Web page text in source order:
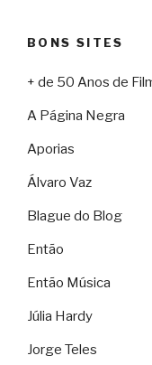
BONS SITES
+ de 50 Anos de
A Página Negra
Aporias
Álvaro Vaz
Blague do Blog
Então
Então Música
Júlia Hardy
Jorge Teles